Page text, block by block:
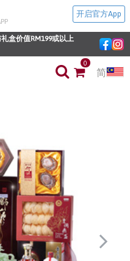
开启官方App
盒价值RM199或以上
0
简